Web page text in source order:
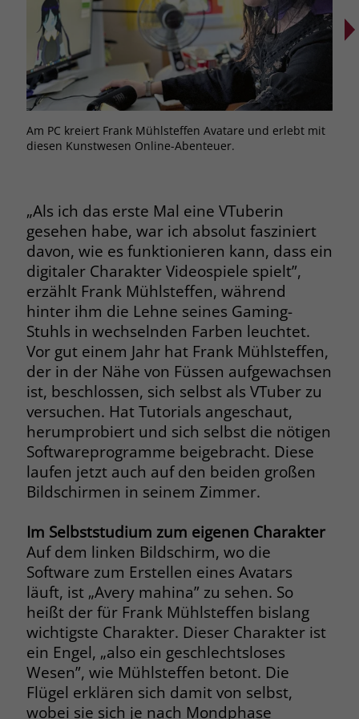
Am PC kreiert Frank Mühlsteffen Avatare und erlebt mit
diesen Kunstwesen Online-Abenteuer.
„Als ich das erste Mal eine VTuberin
gesehen habe, war ich absolut fasziniert
davon, wie es funktionieren kann, dass ein
digitaler Charakter Videospiele spielt”,
erzählt Frank Mühlsteffen, während
hinter ihm die Lehne seines Gaming-
Stuhls in wechselnden Farben leuchtet.
Vor gut einem Jahr hat Frank Mühlsteffen,
der in der Nähe von Füssen aufgewachsen
ist, beschlossen, sich selbst als VTuber zu
versuchen. Hat Tutorials angeschaut,
herumprobiert und sich selbst die nötigen
Softwareprogramme beigebracht. Diese
laufen jetzt auch auf den beiden großen
Bildschirmen in seinem Zimmer.
Im Selbststudium zum eigenen Charakter
Auf dem linken Bildschirm, wo die
Software zum Erstellen eines Avatars
läuft, ist „Avery mahina” zu sehen. So
heißt der für Frank Mühlsteffen bislang
wichtigste Charakter. Dieser Charakter ist
ein Engel, „also ein geschlechtsloses
Wesen”, wie Mühlsteffen betont. Die
Flügel erklären sich damit von selbst,
wobei sie sich je nach Mondphase
Name PHPSESSID
Anbieter stiftung-liebenau.de
Laufzeit Session
Zweck
Behält die Zustände des Benutzers bei
Name cookie_optin
Anbieter www.stiftung-liebenau.de
Laufzeit 1 Monat
Zweck
Behält die Zustimmung des Benutzers
zum Cookie Opt-In
Name
Anbieter .fonts.net
Laufzeit 30 Minuten
Zweck
This cookie, set by Cloudflare, is used to
Name JSessionID
Anbieter jobs.stiftung-liebenau.de
Laufzeit Session
Zweck
Behält die Zustände des Benutzers bei
allen Seitenanfragen bei.
Zweck
Browsers und die Einstellungen
exklusiv für diese Website zu speichern.
Dadurch wird gewährleistet, dass
Aktionen, die bei späteren Besuchen
derselben Website durchgeführt
werden, mit derselben
Anbieter www.clarity.ms
Laufzeit 1 Jahr
Zweck
Microsoft Clarity setzt dieses Cookie,
um die Seitenaufrufe eines Benutzers
zu speichern und in einer einzigen
Sitzungsaufzeichnung
zusammenzufassen.
Name _gcl_au
Anbieter Google Ads
Laufzeit 90 Tage
Zweck Enthält eine zufallsgenerierte User-ID.
Name _gcl_aw
Anbieter Google Ads
Laufzeit 90 Tage
Dieses Cookie wird gesetzt, wenn ein
User über einen Klick auf eine Google
Werbeanzeige auf die Website gelangt.
Es enthält Informationen darüber,